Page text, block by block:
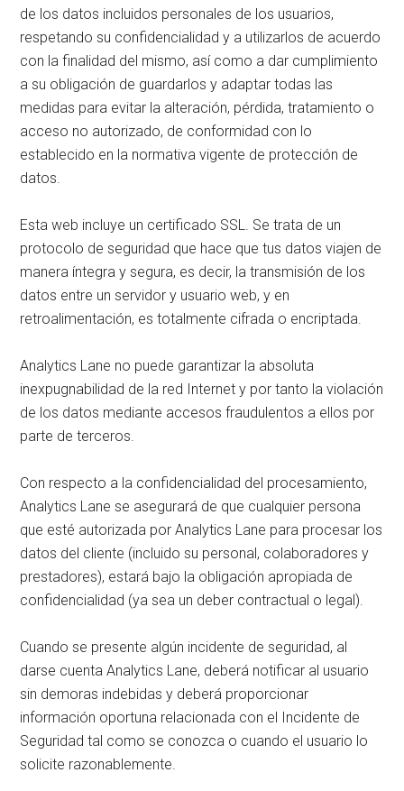
de los datos incluidos personales de los usuarios,
respetando su confidencialidad y a utilizarlos de acuerdo
con la finalidad del mismo, así como a dar cumplimiento
a su obligación de guardarlos y adaptar todas las
medidas para evitar la alteración, pérdida, tratamiento o
acceso no autorizado, de conformidad con lo
establecido en la normativa vigente de protección de
datos.
Esta web incluye un certificado SSL. Se trata de un
protocolo de seguridad que hace que tus datos viajen de
manera íntegra y segura, es decir, la transmisión de los
datos entre un servidor y usuario web, y en
retroalimentación, es totalmente cifrada o encriptada.
Analytics Lane no puede garantizar la absoluta
inexpugnabilidad de la red Internet y por tanto la violación
de los datos mediante accesos fraudulentos a ellos por
parte de terceros.
Con respecto a la confidencialidad del procesamiento,
Analytics Lane se asegurará de que cualquier persona
que esté autorizada por Analytics Lane para procesar los
datos del cliente (incluido su personal, colaboradores y
prestadores), estará bajo la obligación apropiada de
confidencialidad (ya sea un deber contractual o legal).
Cuando se presente algún incidente de seguridad, al
darse cuenta Analytics Lane, deberá notificar al usuario
sin demoras indebidas y deberá proporcionar
información oportuna relacionada con el Incidente de
Seguridad tal como se conozca o cuando el usuario lo
solicite razonablemente.